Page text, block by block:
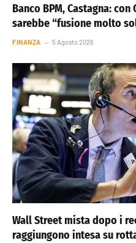
Banco BPM, Castagna:
sarebbe “fusione molto
FINANZA 5 Agosto 2026
Wall Street mista dopo i
raggiungono intesa su